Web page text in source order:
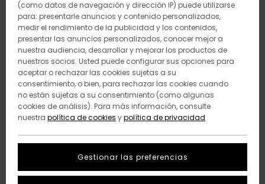
(como datos de navegación y dirección IP) puede utilizarse
para: presentarle anuncios y contenido personalizados,
medir el rendimiento de la publicidad y los contenidos,
presentar las anuncios personalizados, conocer mejor a
nuestra audiencia, desarrollar y mejorar los productos de
nuestros socios. Usted puede configurar sus opciones para
aceptar o rechazar las cookies sujetas a su
consentimiento, o bien, para rechazar las cookies cuando
no están sujetas a su consentimiento (como algunas
cookies de análisis). Para más información, consulte
nuestra política de cookies ypolítica de privacidad
Gestionar las preferencias